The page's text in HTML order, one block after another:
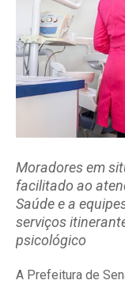
Moradores em
facilitado ao
Saúde e a
serviços
psicológico
A Prefeitura de